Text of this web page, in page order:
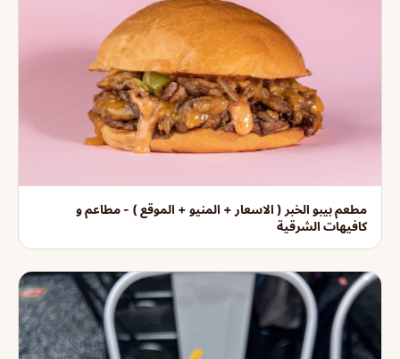
مطعم بيبو الخبر ( الاسعار + المنيو + الموقع ) - مطاعم و
كافيهات الشرقية